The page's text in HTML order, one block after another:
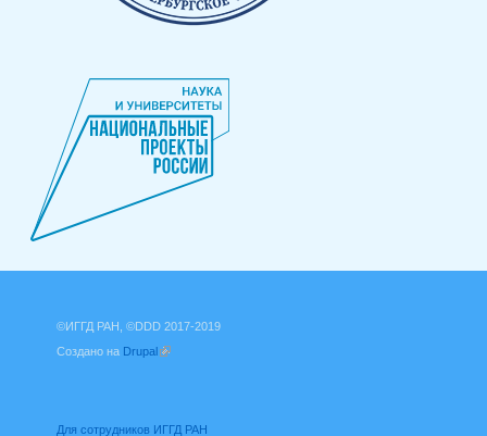
©ИГГД РАН, ©DDD 2017-2019
Создано на Drupal
Для сотрудников ИГГД РАН